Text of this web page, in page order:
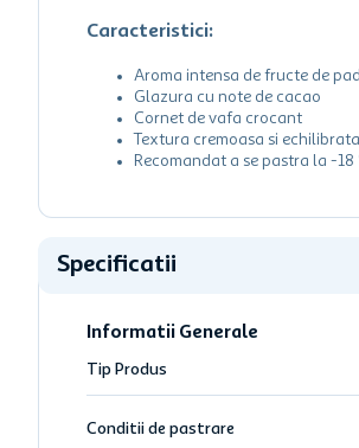
Caracteristici:
Aroma intensa de fructe de
Glazura cu note de cacao
Cornet de vafa crocant
Textura cremoasa si echilibrata
Recomandat a se pastra la -18
Specificatii
Informatii Generale
Tip Produs
Conditii de pastrare